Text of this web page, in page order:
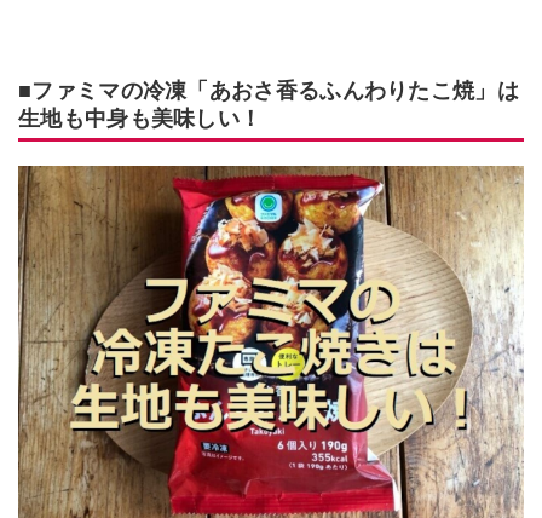
■ファミマの冷凍「あおさ香るふんわりたこ焼」は
生地も中身も美味しい！